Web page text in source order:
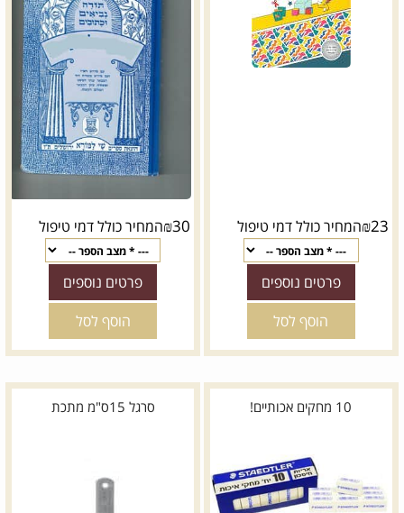
₪23 המחיר כולל דמי טיפול
פרטים נוספים
הוסף לסל
₪30 המחיר כולל דמי טיפול
פרטים נוספים
הוסף לסל
10 מחקים אכותיים! סרגל 15ס"מ מתכת